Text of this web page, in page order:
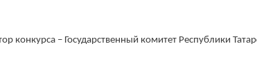
конкурса – Государственный комитет Республики